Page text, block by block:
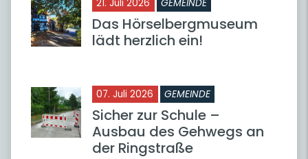
21. Juli 2026 GEMEINDE
Das Hörselbergmuseum
lädt herzlich ein!
07. Juli 2026 GEMEINDE
Sicher zur Schule –
Ausbau des Gehwegs an
der Ringstraße